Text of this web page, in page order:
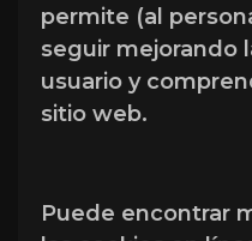
permite (al
seguir mejorando
usuario y
sitio web.
Puede encontrar